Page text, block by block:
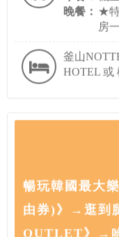
晚餐： ★特
房
釜山
HOTEL 或
暢玩韓國最大
由券)》→逛到
OUTLET》→